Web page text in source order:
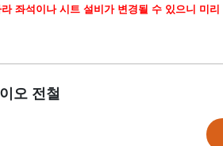
좌석이나 시트 설비가 변경될 수 있으니 미
오 전철